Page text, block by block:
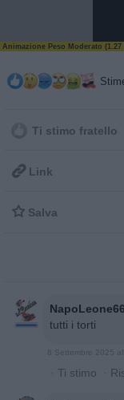
Animazione Peso Moderato (1.27
Ti stimo fratello
 Link
 Salva
NapoLeone66
tutti i torti
· Ti stimo ·